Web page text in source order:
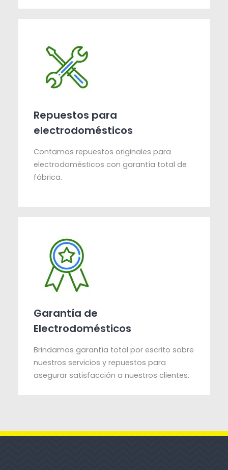
Repuestos para
electrodomésticos
Contamos repuestos originales para
electrodomésticos con garantía total de
fábrica.
Garantía de
Electrodomésticos
Brindamos garantía total por escrito sobre
nuestros servicios y repuestos para
asegurar satisfacción a nuestros clientes.